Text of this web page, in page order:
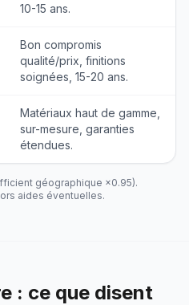
10-15 ans.
Bon compromis
qualité/prix, finitions
soignées, 15-20 ans.
Matériaux haut de gamme,
sur-mesure, garanties
étendues.
géographique ×0.95).
aides éventuelles.
: ce que disent